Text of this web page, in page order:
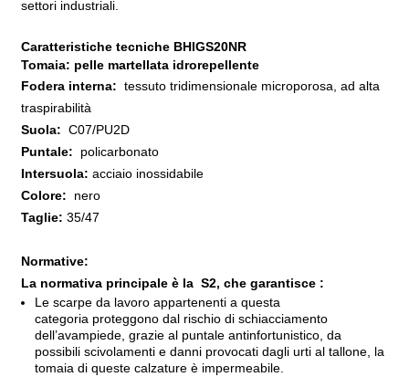
settori industriali.
Caratteristiche tecniche BHIGS20NR
Tomaia: pelle martellata idrorepellente
Fodera interna: tessuto tridimensionale microporosa, ad alta
traspirabilità
Suola: C07/PU2D
Puntale: policarbonato
Intersuola: acciaio inossidabile
Colore: nero
Taglie: 35/47
Normative:
La normativa principale è la S2, che garantisce :
Le scarpe da lavoro appartenenti a questa
categoria proteggono dal rischio di schiacciamento
dell’avampiede, grazie al puntale antinfortunistico, da
possibili scivolamenti e danni provocati dagli urti al tallone, la
tomaia di queste calzature è impermeabile.